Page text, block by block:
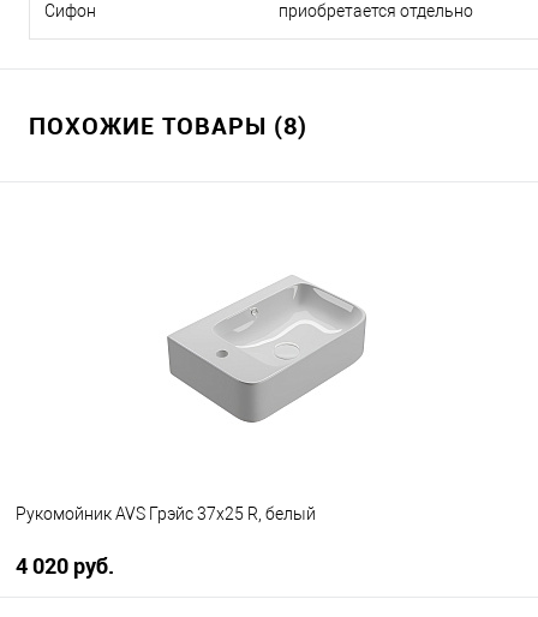
Сифон приобретается отдельно
ПОХОЖИЕ ТОВАРЫ (8)
Рукомойник AVS Грэйс 37x25 R, белый
4 020 руб.